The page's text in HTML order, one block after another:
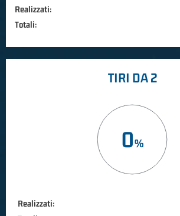
Realizzati:
Totali:
TIRI DA 2
0
Realizzati: